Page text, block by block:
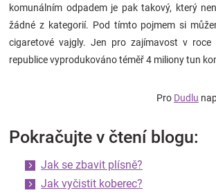
komunálním odpadem je pak takový, který
žádné z kategorií. Pod tímto pojmem si
cigaretové vajgly. Jen pro zajímavost v roce
republice vyprodukováno téměř 4 miliony tun
Pro Dudlu
Pokračujte v čtení blogu:
Jak se zbavit plísně?
Jak vyčistit koberec?